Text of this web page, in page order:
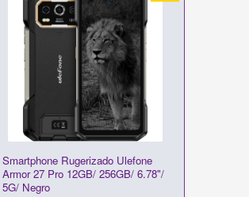
Smartphone Rugerizado Ulefone
Armor 27 Pro 12GB/ 256GB/ 6.78"/
5G/ Negro